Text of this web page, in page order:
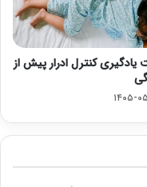
یادگیری کنترل ادرار پیش از
۰۵-۱۵